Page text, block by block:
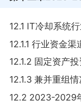
12.1 IT冷却系统
12.1.1 行业资金渠
12.1.2 固定资产
12.1.3 兼并重组
12.2 2023-2029